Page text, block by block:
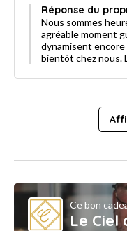
Réponse du
Nous sommes
agréable moment
dynamisent encore
bientôt chez nous.
Ce bon
Le Ciel